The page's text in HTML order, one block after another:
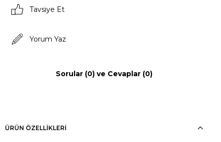
Tavsiye Et
Yorum Yaz
Sorular (0) ve Cevaplar (0)
ÜRÜN ÖZELLIKLERI